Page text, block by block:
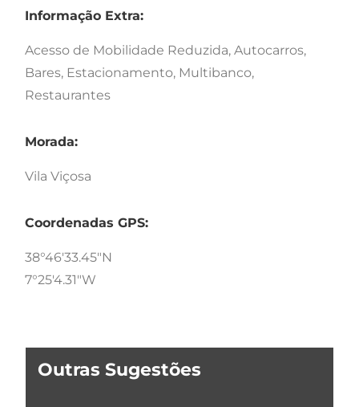
Informação Extra:
Acesso de Mobilidade Reduzida, Autocarros,
Bares, Estacionamento, Multibanco,
Restaurantes
Morada:
Vila Viçosa
Coordenadas GPS:
38°46'33.45"N
7°25'4.31"W
Outras Sugestões